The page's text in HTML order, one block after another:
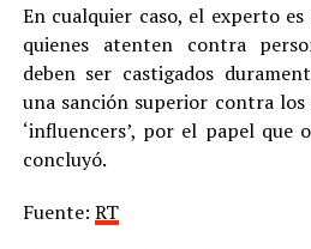
En cualquier caso, el experto
quienes atenten contra
deben ser castigados
una sanción superior contra
‘influencers’, por el papel que
concluyó.
Fuente: RT